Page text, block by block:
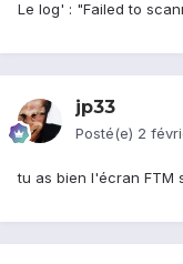
Le log' : "Failed to
jp33
Posté(e) 2
tu as bien l'écran FTM